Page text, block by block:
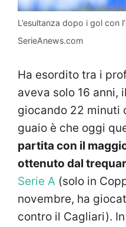
L’esultanza dopo i gol con
SerieAnews.com
Ha esordito tra i
aveva solo 16 anni,
giocando 22 minuti
guaio è che oggi
partita con il
ottenuto dal
Serie A (solo in
novembre, ha
contro il Cagliari).